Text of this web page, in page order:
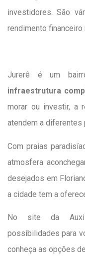
investidores. São
rendimento financeiro
Jurerê é um
infraestrutura
morar ou investir, a
atendem a diferentes
Com praias
atmosfera
desejados em
a cidade tem a
No site da
possibilidades para
conheça as opções de